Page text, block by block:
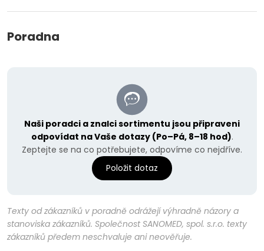
Poradna
Naši poradci a znalci sortimentu jsou připraveni
odpovídat na Vaše dotazy (Po–Pá, 8–18 hod).
Zeptejte se na co potřebujete, odpovíme co nejdříve.
Položit dotaz
Texty od zákazníků v poradně odrážejí výhradně názory a
stanoviska zákazníků. Společnost SANOMED, spol. s.r.o. texty
zákazníků předem neschvaluje ani neověřuje.